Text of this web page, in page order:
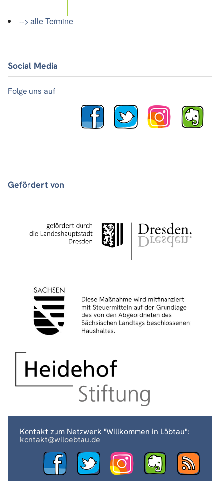
--> alle Termine
Social Media
Folge uns auf
Gefördert von
Kontakt zum Netzwerk "Willkommen in Löbtau":
kontakt@wiloebtau.de